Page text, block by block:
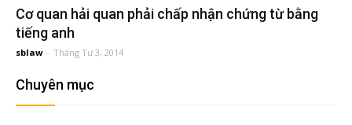
vấnCơ quan hải quan phải chấp nhận chứng từ bằng
tiếng anh
sblaw - Tháng Tư 3, 2014
Chuyên mục